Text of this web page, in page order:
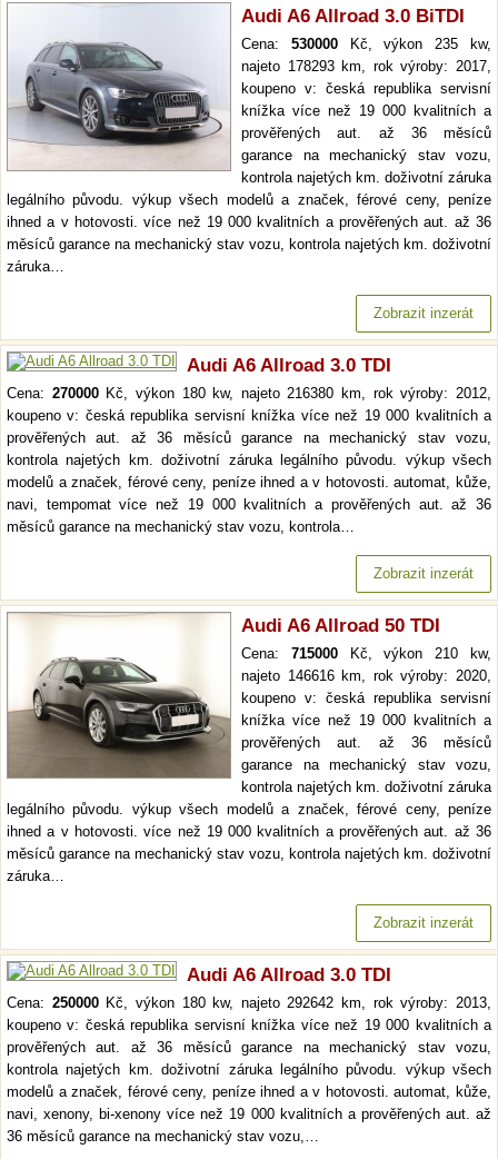
Audi A6 Allroad 3.0 BiTDI
Cena: 530000Kč, výkon 235 kw,
najeto 178293 km, rok výroby: 2017,
koupeno v: česká republika servisní
knížka více než 19 000 kvalitních a
prověřených aut. až 36 měsíců
garance na mechanický stav vozu,
kontrola najetých km. doživotní záruka
legálního původu. výkup všech modelů a značek, férové ceny, peníze
ihned a v hotovosti. více než 19 000 kvalitních a prověřených aut. až 36
měsíců garance na mechanický stav vozu, kontrola najetých km. doživotní
záruka…
Zobrazit inzerát
Audi A6 Allroad 3.0 TDI
Cena: 270000Kč, výkon 180 kw, najeto 216380 km, rok výroby: 2012,
koupeno v: česká republika servisní knížka více než 19 000 kvalitních a
prověřených aut. až 36 měsíců garance na mechanický stav vozu,
kontrola najetých km. doživotní záruka legálního původu. výkup všech
modelů a značek, férové ceny, peníze ihned a v hotovosti. automat, kůže,
navi, tempomat více než 19 000 kvalitních a prověřených aut. až 36
měsíců garance na mechanický stav vozu, kontrola…
Zobrazit inzerát
Audi A6 Allroad 50 TDI
Cena: 715000Kč, výkon 210 kw,
najeto 146616 km, rok výroby: 2020,
koupeno v: česká republika servisní
knížka více než 19 000 kvalitních a
prověřených aut. až 36 měsíců
garance na mechanický stav vozu,
kontrola najetých km. doživotní záruka
legálního původu. výkup všech modelů a značek, férové ceny, peníze
ihned a v hotovosti. více než 19 000 kvalitních a prověřených aut. až 36
měsíců garance na mechanický stav vozu, kontrola najetých km. doživotní
záruka…
Zobrazit inzerát
Audi A6 Allroad 3.0 TDI
Cena: 250000Kč, výkon 180 kw, najeto 292642 km, rok výroby: 2013,
koupeno v: česká republika servisní knížka více než 19 000 kvalitních a
prověřených aut. až 36 měsíců garance na mechanický stav vozu,
kontrola najetých km. doživotní záruka legálního původu. výkup všech
modelů a značek, férové ceny, peníze ihned a v hotovosti. automat, kůže,
navi, xenony, bi-xenony více než 19 000 kvalitních a prověřených aut. až
36 měsíců garance na mechanický stav vozu,…